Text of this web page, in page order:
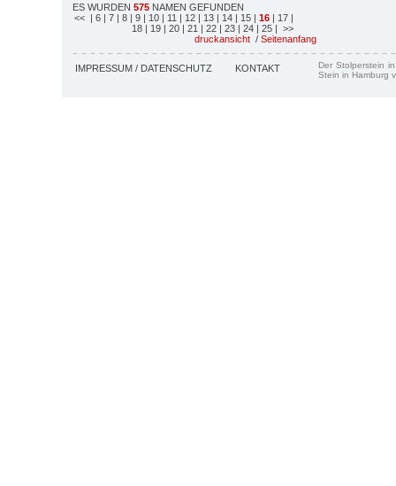
ES WURDEN 575 NAMEN GEFUNDEN
<< | 6 | 7 | 8 | 9 | 10 | 11 | 12 | 13 | 14 | 15 | 16 | 17 |
18 | 19 | 20 | 21 | 22 | 23 | 24 | 25 | >>
druckansicht / Seitenanfang
IMPRESSUM / DATENSCHUTZ KONTAKT
Der Stolperstein
Stein in Hamburg